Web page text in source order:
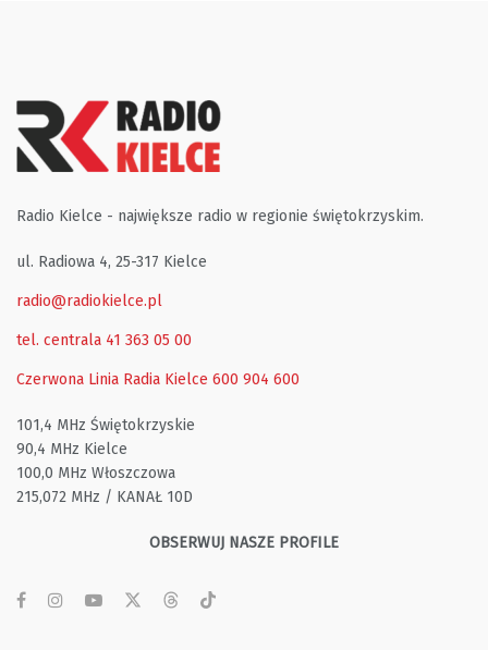
Radio Kielce - największe radio w regionie świętokrzyskim.
ul. Radiowa 4, 25-317 Kielce
radio@radiokielce.pl
tel. centrala 41 363 05 00
Czerwona Linia Radia Kielce 600 904 600
101,4 MHz Świętokrzyskie
90,4 MHz Kielce
100,0 MHz Włoszczowa
215,072 MHz / KANAŁ 10D
OBSERWUJ NASZE PROFILE